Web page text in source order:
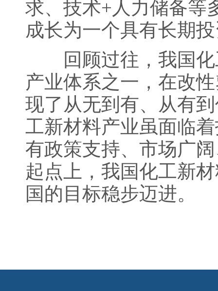
求、技术+人力储备等
成长为一个具有长期
回顾过往，我国化
产业体系之一，在改
现了从无到有、从有
工新材料产业虽面临
有政策支持、市场广
起点上，我国化工新
国的目标稳步迈进。